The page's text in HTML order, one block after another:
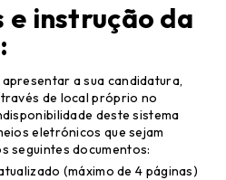
e instrução da
a sua candidatura,
de local próprio no
deste sistema
eletrónicos que sejam
seguintes documentos:
(máximo de 4 páginas)